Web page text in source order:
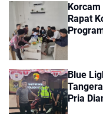
Korcam
Rapat
Blue
Pria